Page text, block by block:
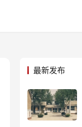
最新发布